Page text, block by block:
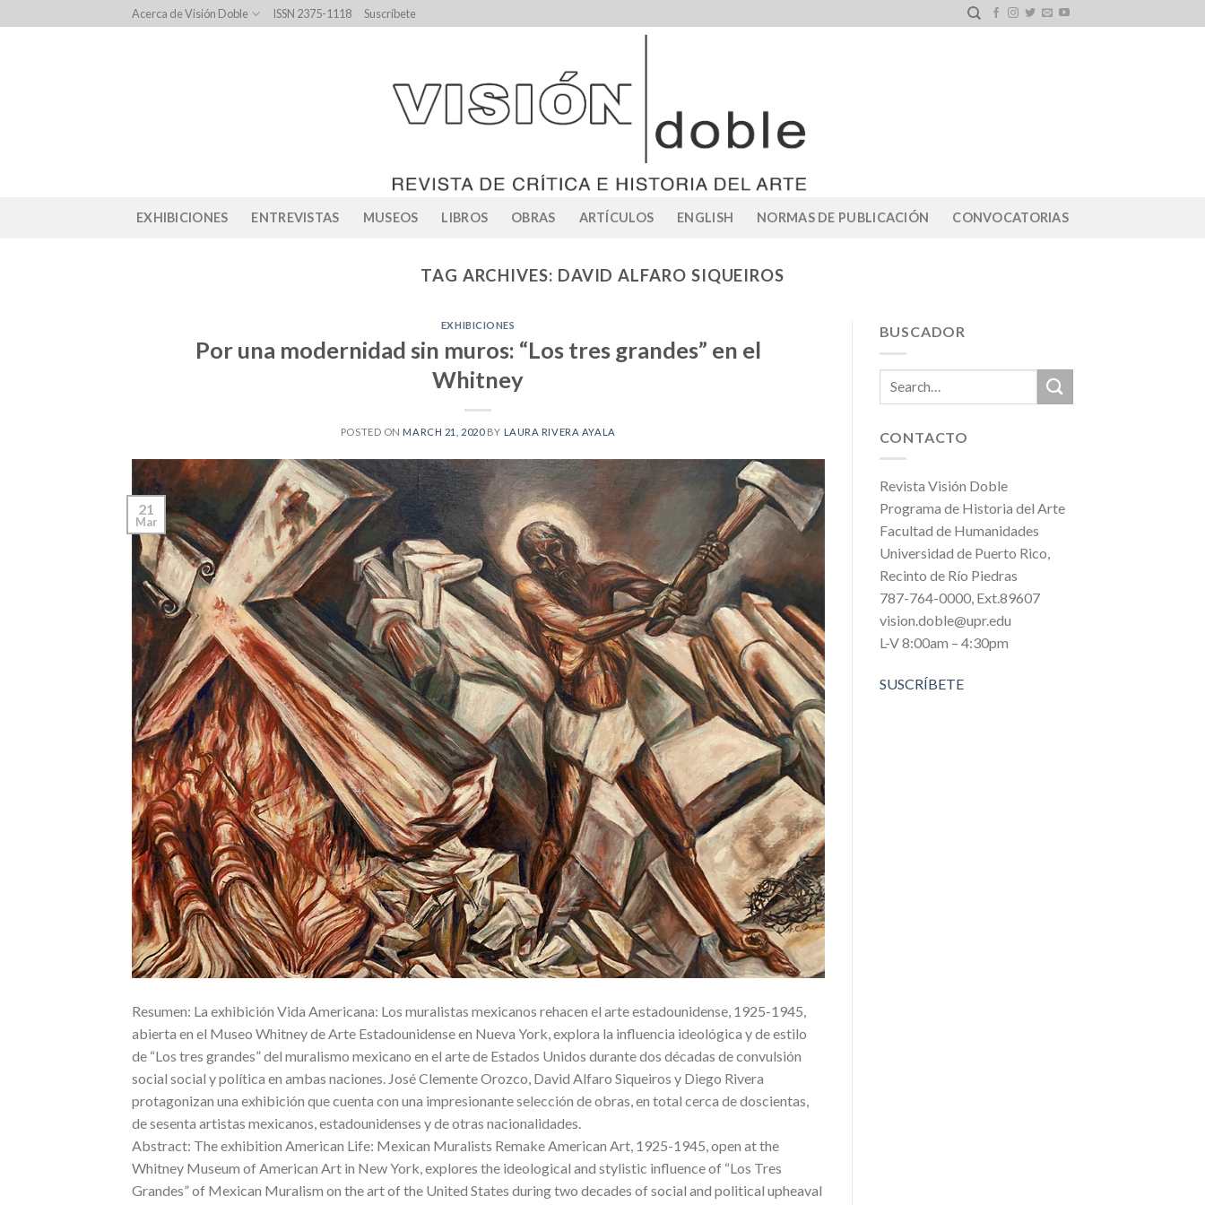
to
Acerca de Visión Doble ISSN 2375-1118 Suscríbete
EXHIBICIONES ENTREVISTAS MUSEOS LIBROS OBRAS ARTÍCULOS ENGLISH NORMAS DE PUBLICACIÓN CONVOCATORIAS
TAG ARCHIVES: DAVID ALFARO SIQUEIROS
EXHIBICIONES
Por una modernidad sin muros: “Los tres grandes” en el
Whitney
POSTED ON MARCH 21, 2020BY LAURA RIVERA AYALA
21
Mar
Resumen: La exhibición Vida Americana: Los muralistas mexicanos rehacen el arte estadounidense, 1925-1945,
abierta en el Museo Whitney de Arte Estadounidense en Nueva York, explora la influencia ideológica y de estilo
de “Los tres grandes” del muralismo mexicano en el arte de Estados Unidos durante dos décadas de convulsión
social social y política en ambas naciones. José Clemente Orozco, David Alfaro Siqueiros y Diego Rivera
protagonizan una exhibición que cuenta con una impresionante selección de obras, en total cerca de doscientas,
de sesenta artistas mexicanos, estadounidenses y de otras nacionalidades.
Abstract: The exhibition American Life: Mexican Muralists Remake American Art, 1925-1945, open at the
Whitney Museum of American Art in New York, explores the ideological and stylistic influence of “Los Tres
Grandes” of Mexican Muralism on the art of the United States during two decades of social and political upheaval
BUSCADOR
CONTACTO
Revista Visión Doble
Programa de Historia del Arte
Facultad de Humanidades
Universidad de Puerto Rico,
Recinto de Río Piedras
787-764-0000, Ext.89607
vision.doble@upr.edu
L-V 8:00am – 4:30pm
SUSCRÍBETE